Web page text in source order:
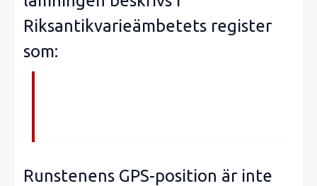
Riksantikvarieämbetets register
som:
Runstenens GPS-position är inte